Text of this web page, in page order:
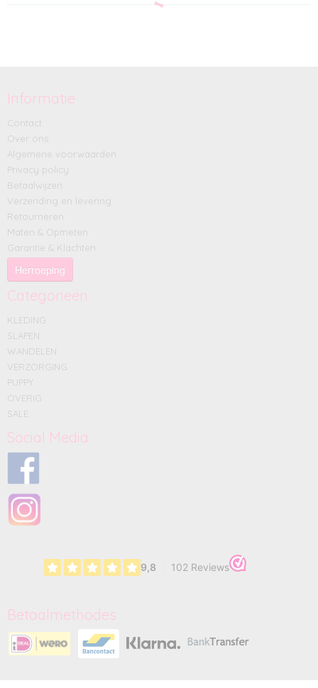
Informatie
Contact
Over ons
Algemene voorwaarden
Privacy policy
Betaalwijzen
Verzending en levering
Retourneren
Maten & Opmeten
Garantie & Klachten
Herroeping
Categorieën
KLEDING
SLAPEN
WANDELEN
VERZORGING
PUPPY
OVERIG
SALE
Social Media
Betaalmethodes